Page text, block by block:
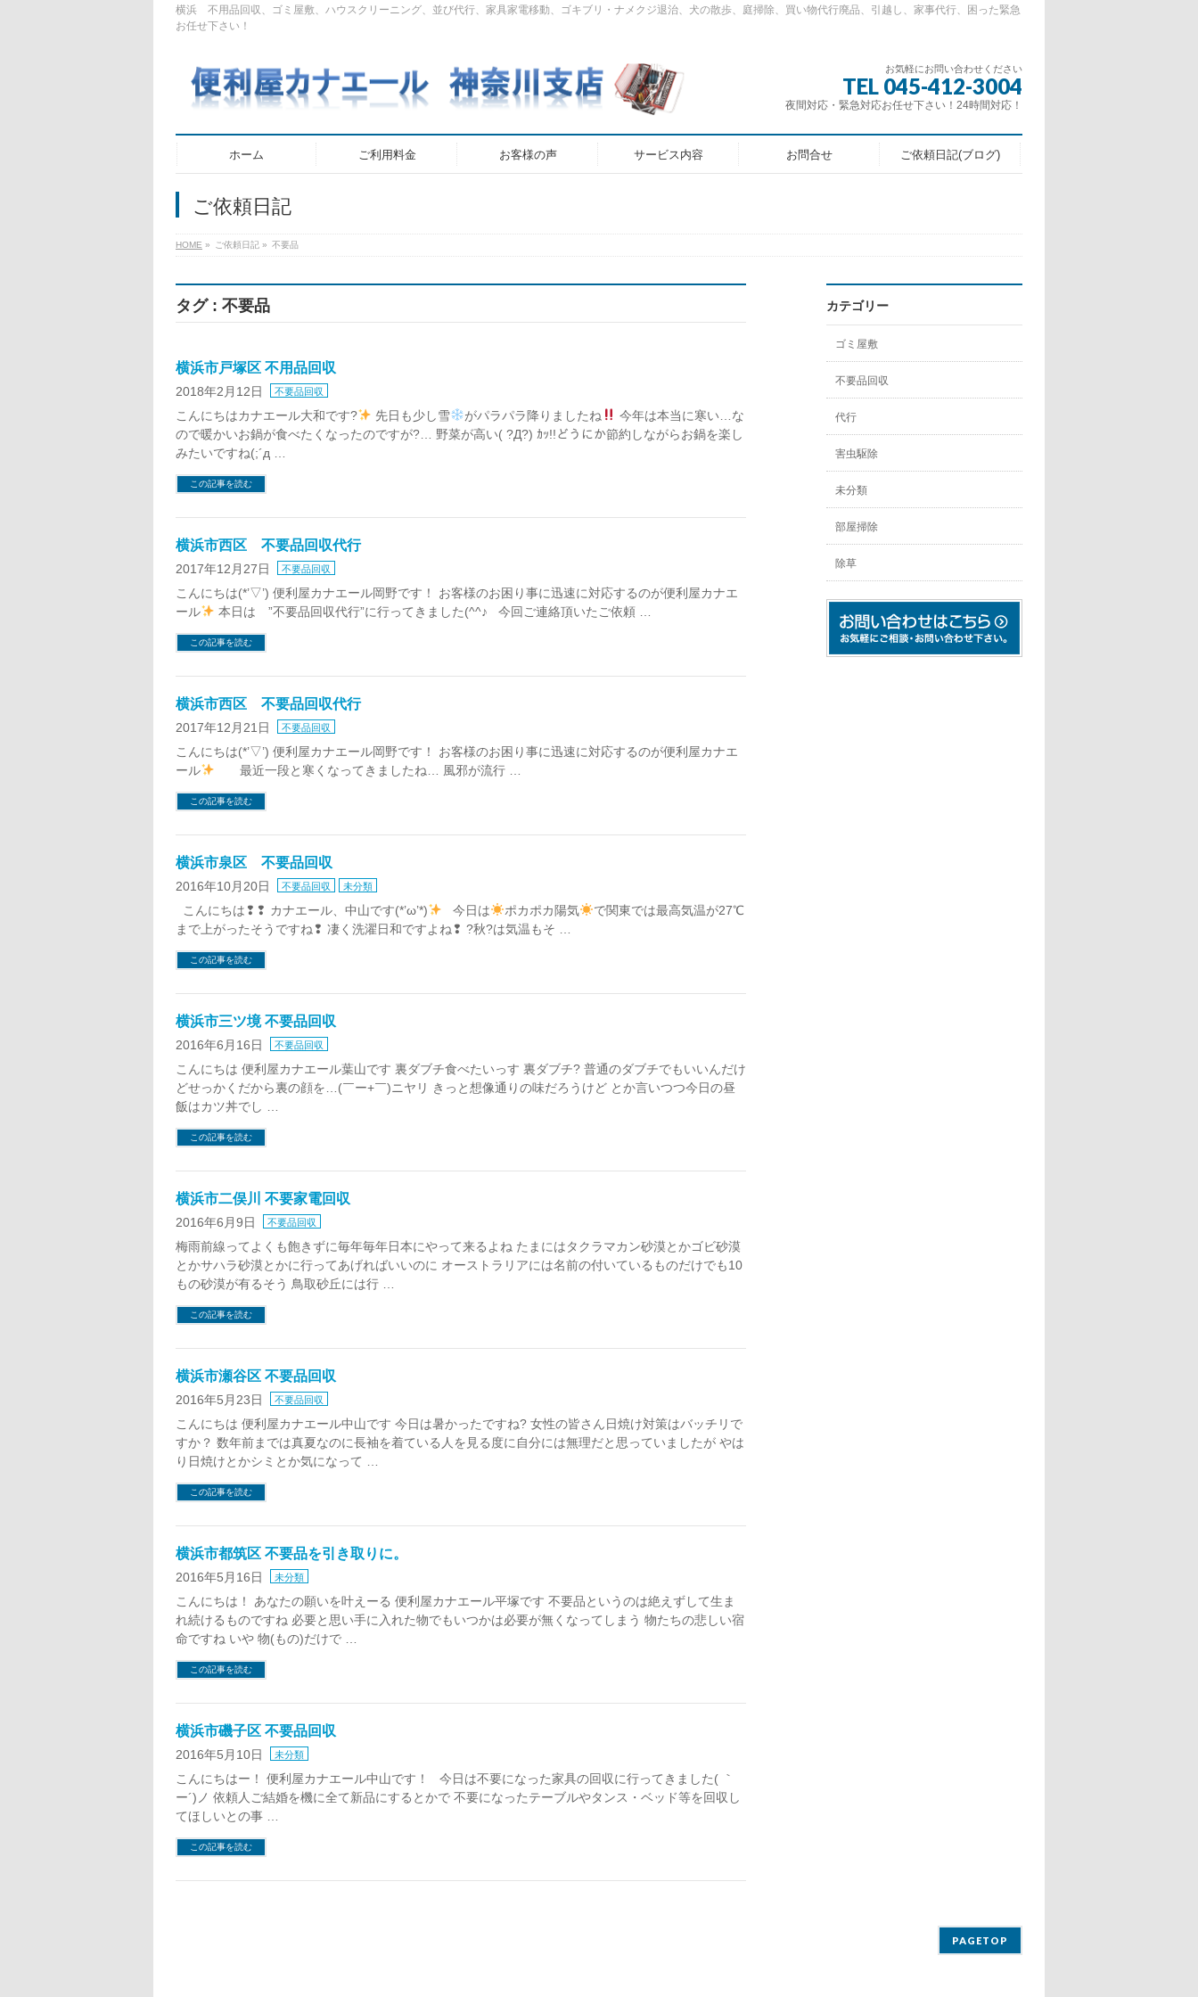
横浜 不用品回収、ゴミ屋敷、ハウスクリーニング、並び代行、家具家電移動、ゴキブリ・ナメクジ退治、犬の散歩、庭掃除、買い物代行廃品、引越し、家事代行、困った緊急
お任せ下さい！
お気軽にお問い合わせください
TEL 045-412-3004
夜間対応・緊急対応お任せ下さい！24時間対応！
ホーム ご利用料金 お客様の声 サービス内容 お問合せ ご依頼日記(ブログ)
ご依頼日記
HOME » ご依頼日記 » 不要品
タグ : 不要品
横浜市戸塚区 不用品回収
2018年2月12日 不要品回収
こんにちはカナエール大和です? 先日も少し雪 がパラパラ降りましたね
今年は本当に寒い…な
ので暖かいお鍋が食べたくなったのですが?… 野菜が高い( ?Д?) ｶｯ!!どうにか節約しながらお鍋を楽し
みたいですね(;´д …
この記事を読む
横浜市西区 不要品回収代行
2017年12月27日 不要品回収
こんにちは(*’▽’) 便利屋カナエール岡野です！ お客様のお困り事に迅速に対応するのが便利屋カナエ
ール
本日は ”不要品回収代行”に行ってきました(^^♪ 今回ご連絡頂いたご依頼 …
この記事を読む
横浜市西区 不要品回収代行
2017年12月21日 不要品回収
こんにちは(*’▽’) 便利屋カナエール岡野です！ お客様のお困り事に迅速に対応するのが便利屋カナエ
ール
最近一段と寒くなってきましたね… 風邪が流行 …
この記事を読む
横浜市泉区 不要品回収
2016年10月20日 不要品回収 未分類
こんにちは❢❢ カナエール、中山です(*’ω’*) 今日は ポカポカ陽気
で関東では最高気温が27℃
まで上がったそうですね❢ 凄く洗濯日和ですよね❢ ?秋?は気温もそ …
この記事を読む
横浜市三ツ境 不要品回収
2016年6月16日 不要品回収
こんにちは 便利屋カナエール葉山です 裏ダブチ食べたいっす 裏ダブチ? 普通のダブチでもいいんだけ
どせっかくだから裏の顔を…(￣ー+￣)ニヤリ きっと想像通りの味だろうけど とか言いつつ今日の昼
飯はカツ丼でし …
この記事を読む
横浜市二俣川 不要家電回収
2016年6月9日 不要品回収
梅雨前線ってよくも飽きずに毎年毎年日本にやって来るよね たまにはタクラマカン砂漠とかゴビ砂漠
とかサハラ砂漠とかに行ってあげればいいのに オーストラリアには名前の付いているものだけでも10
もの砂漠が有るそう 鳥取砂丘には行 …
この記事を読む
横浜市瀬谷区 不要品回収
2016年5月23日 不要品回収
こんにちは 便利屋カナエール中山です 今日は暑かったですね? 女性の皆さん日焼け対策はバッチリで
すか？ 数年前までは真夏なのに長袖を着ている人を見る度に自分には無理だと思っていましたが やは
り日焼けとかシミとか気になって …
この記事を読む
横浜市都筑区 不要品を引き取りに。
2016年5月16日 未分類
こんにちは！ あなたの願いを叶えーる 便利屋カナエール平塚です 不要品というのは絶えずして生ま
れ続けるものですね 必要と思い手に入れた物でもいつかは必要が無くなってしまう 物たちの悲しい宿
命ですね いや 物(もの)だけで …
この記事を読む
横浜市磯子区 不要品回収
2016年5月10日 未分類
こんにちはー！ 便利屋カナエール中山です！ 今日は不要になった家具の回収に行ってきました( ｀
ー´)ノ 依頼人ご結婚を機に全て新品にするとかで 不要になったテーブルやタンス・ベッド等を回収し
てほしいとの事 …
この記事を読む
カテゴリー
ゴミ屋敷
不要品回収
代行
害虫駆除
未分類
部屋掃除
除草
PAGETOP